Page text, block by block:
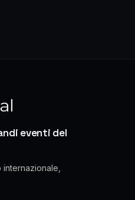
eventi del